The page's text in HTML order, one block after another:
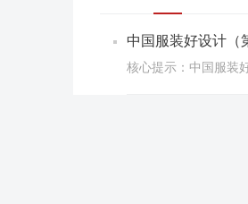
中国服装好设计（
核心提示：中国服装